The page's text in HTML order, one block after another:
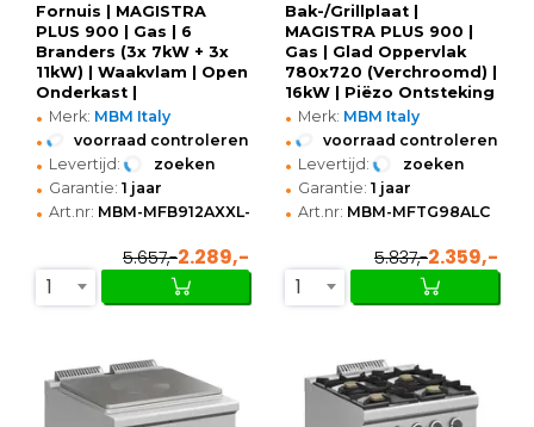
Fornuis | MAGISTRA
PLUS 900 | Gas | 6
Branders (3x 7kW + 3x
11kW) | Waakvlam | Open
Onderkast |
1200x900x850(h)mm
• Merk: MBM Italy
• voorraad controleren
• Levertijd: zoeken
• Garantie: 1 jaar
• Art.nr: MBM-MFB912AXXL-V
5.657,-2.289,-
1
Bak-/Grillplaat |
MAGISTRA PLUS 900 |
Gas | Glad Oppervlak
780x720 (Verchroomd) |
16kW | Piëzo Ontsteking
| Open Onderkast |
800x900x850(h)mm
• Merk: MBM Italy
• voorraad controleren
• Levertijd: zoeken
• Garantie: 1 jaar
• Art.nr: MBM-MFTG98ALC
5.837,-2.359,-
1